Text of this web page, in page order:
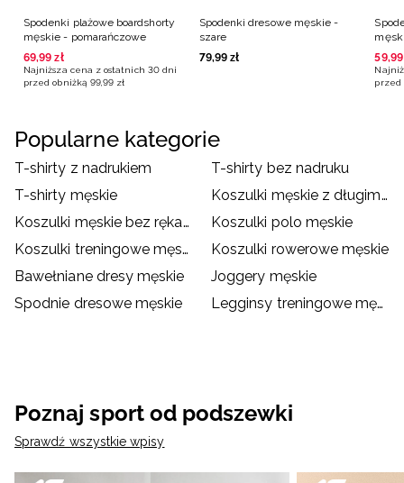
Spodenki plażowe boardshorty
męskie - pomarańczowe
69,99 zł
Najniższa cena z ostatnich 30 dni
przed obniżką 99,99 zł
Spodenki dresowe męskie -
szare
79,99 zł
59,99
przed
Popularne kategorie
T-shirty z nadrukiem
T-shirty bez nadruku
T-shirty męskie
Koszulki męskie z długim rękawem
Koszulki męskie bez rękawów
Koszulki polo męskie
Koszulki treningowe męskie
Koszulki rowerowe męskie
Bawełniane dresy męskie
Joggery męskie
Spodnie dresowe męskie
Legginsy treningowe męskie
Poznaj sport od podszewki
Sprawdź wszystkie wpisy